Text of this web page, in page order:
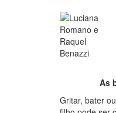
As
Gritar, bater